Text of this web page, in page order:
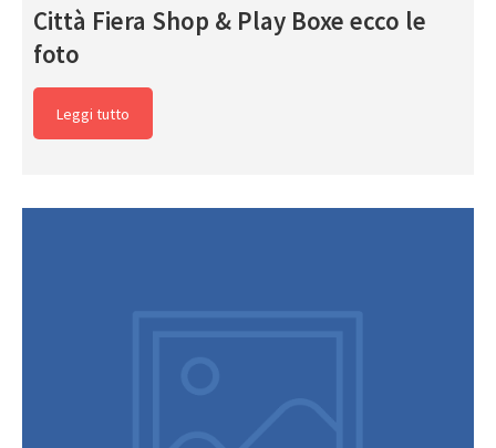
Città Fiera Shop & Play Boxe ecco le
foto
Leggi tutto